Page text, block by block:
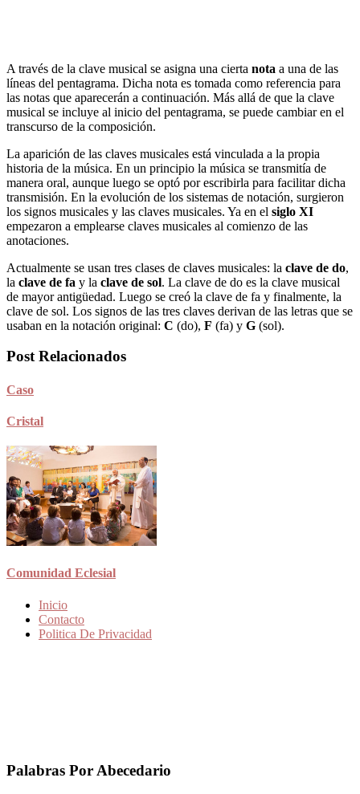
A través de la clave musical se asigna una cierta nota a una de las
líneas del pentagrama. Dicha nota es tomada como referencia para
las notas que aparecerán a continuación. Más allá de que la clave
musical se incluye al inicio del pentagrama, se puede cambiar en el
transcurso de la composición.
La aparición de las claves musicales está vinculada a la propia
historia de la música. En un principio la música se transmitía de
manera oral, aunque luego se optó por escribirla para facilitar dicha
transmisión. En la evolución de los sistemas de notación, surgieron
los signos musicales y las claves musicales. Ya en el siglo XI
empezaron a emplearse claves musicales al comienzo de las
anotaciones.
Actualmente se usan tres clases de claves musicales: la clave de do,
la clave de fa y la clave de sol. La clave de do es la clave musical
de mayor antigüedad. Luego se creó la clave de fa y finalmente, la
clave de sol. Los signos de las tres claves derivan de las letras que se
usaban en la notación original: C (do), F (fa) y G (sol).
Post Relacionados
Caso
Cristal
Comunidad Eclesial
Inicio
Contacto
Politica De Privacidad
Palabras Por Abecedario